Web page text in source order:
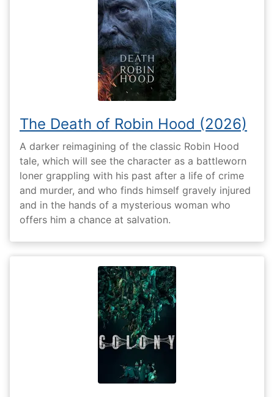
The Death of Robin Hood (2026)
A darker reimagining of the classic Robin Hood
tale, which will see the character as a battleworn
loner grappling with his past after a life of crime
and murder, and who finds himself gravely injured
and in the hands of a mysterious woman who
offers him a chance at salvation.